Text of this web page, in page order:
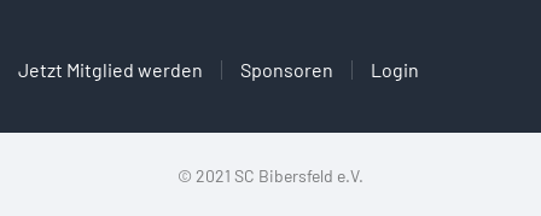
Jetzt Mitglied werden Sponsoren Login
© 2021 SC Bibersfeld e.V.